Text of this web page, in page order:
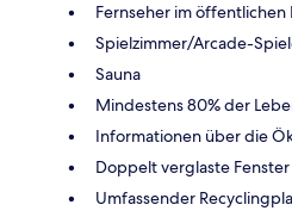
Fernseher im öffentlichen
Spielzimmer/Arcade-
Sauna
Mindestens 80% der
Informationen über die
Doppelt verglaste Fenster
Umfassender